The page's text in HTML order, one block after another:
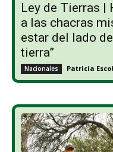
Ley de Tierras |
a las chacras
estar del lado
tierra”
Nacionales Patricia